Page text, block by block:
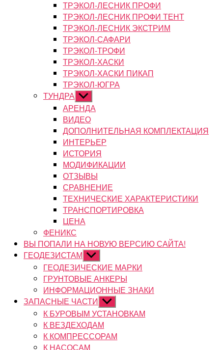
ТРЭКОЛ-ЛЕСНИК ПРОФИ
ТРЭКОЛ-ЛЕСНИК ПРОФИ ТЕНТ
ТРЭКОЛ-ЛЕСНИК ЭКСТРИМ
ТРЭКОЛ-САФАРИ
ТРЭКОЛ-ТРОФИ
ТРЭКОЛ-ХАСКИ
ТРЭКОЛ-ХАСКИ ПИКАП
ТРЭКОЛ-ЮГРА
ТУНДРА Показывать
подменю
АРЕНДА
ВИДЕО
ДОПОЛНИТЕЛЬНАЯ КОМПЛЕКТАЦИЯ
ИНТЕРЬЕР
ИСТОРИЯ
МОДИФИКАЦИИ
ОТЗЫВЫ
СРАВНЕНИЕ
ТЕХНИЧЕСКИЕ ХАРАКТЕРИСТИКИ
ТРАНСПОРТИРОВКА
ЦЕНА
ФЕНИКС
ВЫ ПОПАЛИ НА НОВУЮ ВЕРСИЮ САЙТА!
ГЕОДЕЗИСТАМ Показывать
подменю
ГЕОДЕЗИЧЕСКИЕ МАРКИ
ГРУНТОВЫЕ АНКЕРЫ
ИНФОРМАЦИОННЫЕ ЗНАКИ
ЗАПАСНЫЕ ЧАСТИ Показывать
подменю
К БУРОВЫМ УСТАНОВКАМ
К ВЕЗДЕХОДАМ
К КОМПРЕССОРАМ
К НАСОСАМ